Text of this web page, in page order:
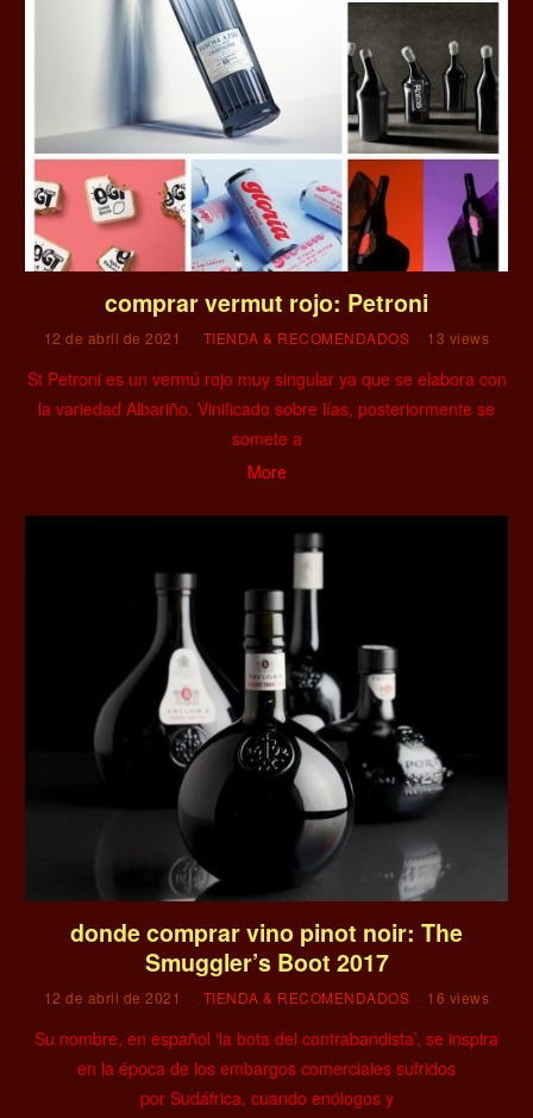
comprar vermut rojo: Petroni
12 de abril de 2021 TIENDA & RECOMENDADOS 13 views
St Petroni es un vermú rojo muy singular ya que se elabora con
la variedad Albariño. Vinificado sobre lías, posteriormente se
somete a
More
donde comprar vino pinot noir: The
Smuggler’s Boot 2017
12 de abril de 2021 TIENDA & RECOMENDADOS 16 views
Su nombre, en español ‘la bota del contrabandista’, se inspira
en la época de los embargos comerciales sufridos
por Sudáfrica, cuando enólogos y